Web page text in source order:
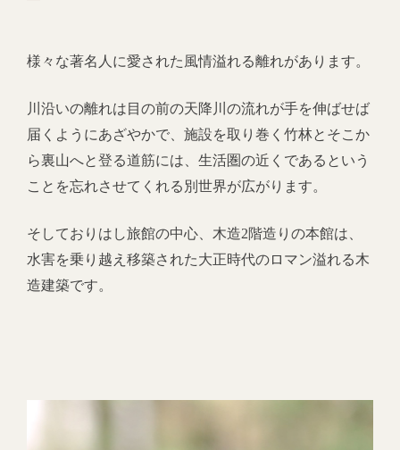
様々な著名人に愛された風情溢れる離れがあります。
川沿いの離れは目の前の天降川の流れが手を伸ばせば
届くようにあざやかで、施設を取り巻く竹林とそこか
ら裏山へと登る道筋には、生活圏の近くであるという
ことを忘れさせてくれる別世界が広がります。
そしておりはし旅館の中心、木造2階造りの本館は、
水害を乗り越え移築された大正時代のロマン溢れる木
造建築です。